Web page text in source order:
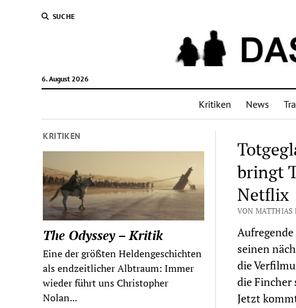
SUCHE
6. August 2026
Kritiken News
KRITIKEN
The Odyssey – Kritik
Eine der größten Heldengeschichten
als endzeitlicher Albtraum: Immer
wieder führt uns Christopher
Nolan...
bringt
Netflix
VON MATTHIAS
seinen
die
die Fincher
Jetzt